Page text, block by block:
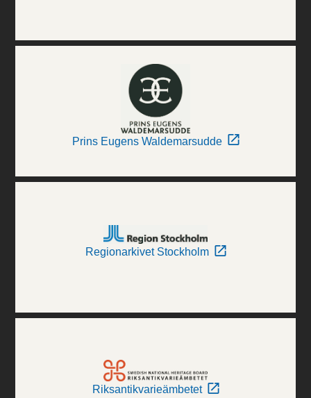
Prins Eugens Waldemarsudde
Regionarkivet Stockholm
Riksantikvarieämbetet